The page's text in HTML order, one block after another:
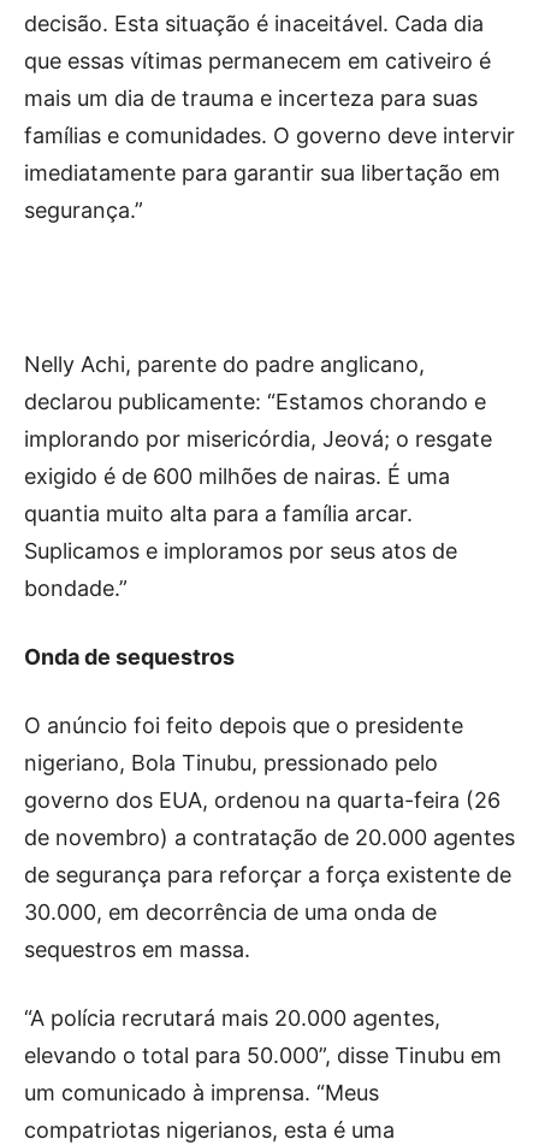
decisão. Esta situação é inaceitável. Cada dia
que essas vítimas permanecem em cativeiro é
mais um dia de trauma e incerteza para suas
famílias e comunidades. O governo deve intervir
imediatamente para garantir sua libertação em
segurança.”
Nelly Achi, parente do padre anglicano,
declarou publicamente: “Estamos chorando e
implorando por misericórdia, Jeová; o resgate
exigido é de 600 milhões de nairas. É uma
quantia muito alta para a família arcar.
Suplicamos e imploramos por seus atos de
bondade.”
Onda de sequestros
O anúncio foi feito depois que o presidente
nigeriano, Bola Tinubu, pressionado pelo
governo dos EUA, ordenou na quarta-feira (26
de novembro) a contratação de 20.000 agentes
de segurança para reforçar a força existente de
30.000, em decorrência de uma onda de
sequestros em massa.
“A polícia recrutará mais 20.000 agentes,
elevando o total para 50.000”, disse Tinubu em
um comunicado à imprensa. “Meus
compatriotas nigerianos, esta é uma